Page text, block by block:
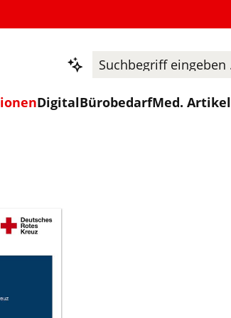
DigitalBürobedarfMed. Artikel